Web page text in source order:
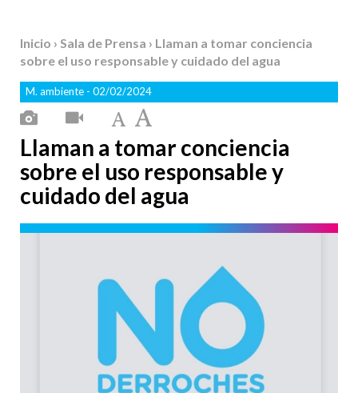
Inicio › Sala de Prensa › Llaman a tomar conciencia
sobre el uso responsable y cuidado del agua
M. ambiente - 02/02/2024
Llaman a tomar conciencia
sobre el uso responsable y
cuidado del agua